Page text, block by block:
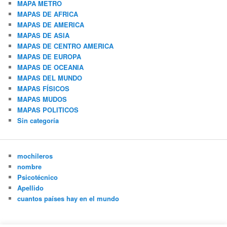
MAPA METRO
MAPAS DE AFRICA
MAPAS DE AMERICA
MAPAS DE ASIA
MAPAS DE CENTRO AMERICA
MAPAS DE EUROPA
MAPAS DE OCEANIA
MAPAS DEL MUNDO
MAPAS FÍSICOS
MAPAS MUDOS
MAPAS POLITICOS
Sin categoría
mochileros
nombre
Psicotécnico
Apellido
cuantos países hay en el mundo